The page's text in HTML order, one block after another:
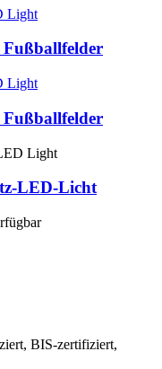
LED-Licht
BIS-zertifiziert,